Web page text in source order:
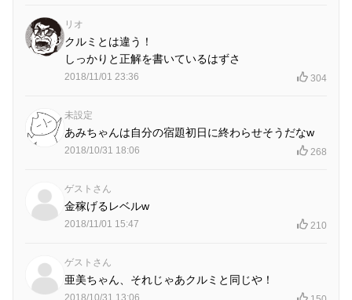
リオ
クルミとは違う！
しっかりと正解を書いているはずさ
2018/11/01 23:36 304
未設定
あみちゃんは自分の宿題初日に終わらせそうだなw
2018/10/31 18:06 268
ゲストさん
金稼げるレベルw
2018/11/01 15:47 210
ゲストさん
亜美ちゃん、それじゃあクルミと同じや！
2018/10/31 13:06